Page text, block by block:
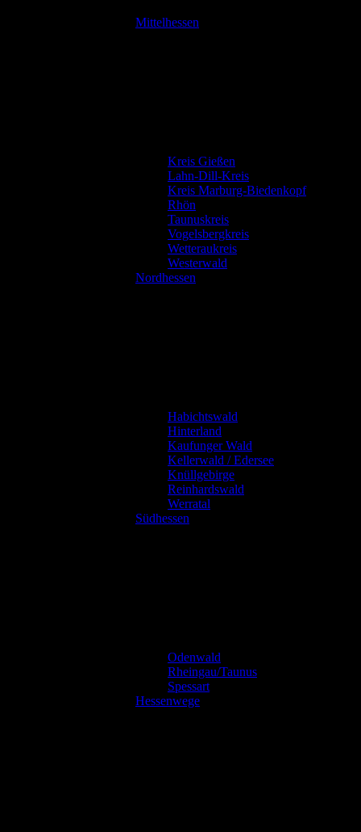
Mittelhessen
Kreis Gießen
Lahn-Dill-Kreis
Kreis Marburg-Biedenkopf
Rhön
Taunuskreis
Vogelsbergkreis
Wetteraukreis
Westerwald
Nordhessen
Habichtswald
Hinterland
Kaufunger Wald
Kellerwald / Edersee
Knüllgebirge
Reinhardswald
Werratal
Südhessen
Odenwald
Rheingau/Taunus
Spessart
Hessenwege